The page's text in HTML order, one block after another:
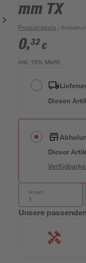
mm TX
Produktdetails |
0,32€
inkl. 19% MwSt.
Diesen
Dieser
Anzahl:
Unsere